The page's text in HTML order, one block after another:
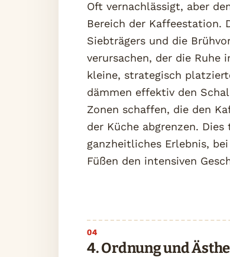
Oft vernachlässigt, aber
Bereich der Kaffeestation.
Siebträgers und die
verursachen, der die Ruhe
kleine, strategisch
dämmen effektiv den
Zonen schaffen, die den
der Küche abgrenzen.
ganzheitliches Erlebnis,
Füßen den intensiven
4. Ordnung und